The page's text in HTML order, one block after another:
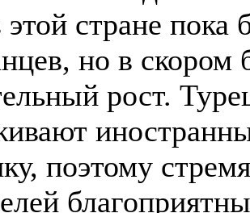
стране пока
но в
рост.
поэтому